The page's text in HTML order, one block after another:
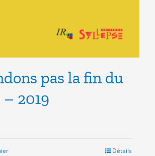
pas la fin du
2019
:
Détails